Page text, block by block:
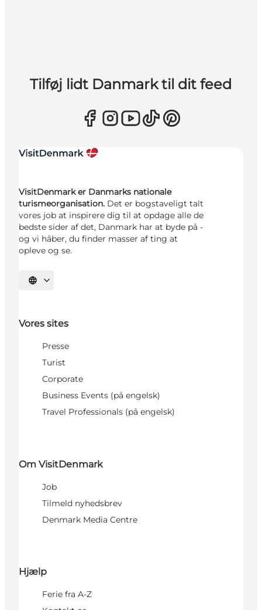
Tilføj lidt Danmark til dit feed
VisitDenmark er Danmarks nationale
turismeorganisation. Det er bogstaveligt talt
vores job at inspirere dig til at opdage alle de
bedste sider af det, Danmark har at byde på -
og vi håber, du finder masser af ting at
opleve og se.
Vælg sprog
Vores sites
Presse
Turist
Corporate
Business Events (på engelsk)
Travel Professionals (på engelsk)
Om VisitDenmark
Job
Tilmeld nyhedsbrev
Denmark Media Centre
Hjælp
Ferie fra A-Z